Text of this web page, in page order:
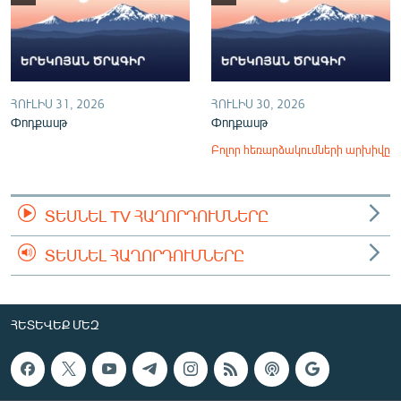
ՀՈՒԼԻՍ 31, 2026
Փոդքասթ
ՀՈՒԼԻՍ 30, 2026
Փոդքասթ
Բոլոր հեռարձակումների արխիվը
ՏԵՍՆԵԼ TV ՀԱՂՈՐԴՈՒՄՆԵՐԸ
ՏԵՍՆԵԼ ՀԱՂՈՐԴՈՒՄՆԵՐԸ
ՀԵՏԵՎԵՔ ՄԵԶ